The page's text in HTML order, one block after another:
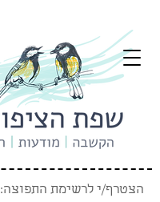
הצטרף/י לרשימת התפוצה: